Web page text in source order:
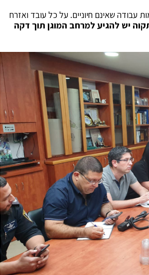
עבודה שאינם חיוניים. על כל עובד ואזרח
יש להגיע למרחב המוגן תוך דקה